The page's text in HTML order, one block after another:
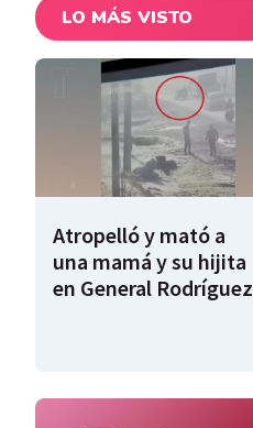
LO MÁS VISTO
Atropelló y mató a
una mamá y su hijita
en General Rodríguez